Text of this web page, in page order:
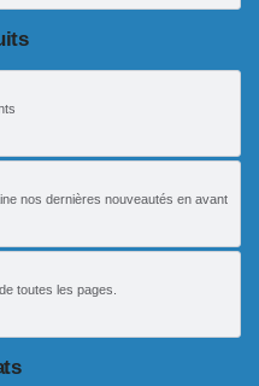
nos dernières nouveautés en avant
toutes les pages.